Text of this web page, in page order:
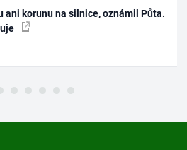
ani korunu na silnice, oznámil Půta.